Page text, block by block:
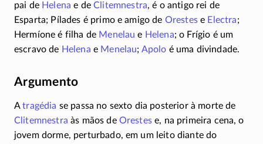
pai de Helena e deClitemnestra, é o antigo rei de
Esparta; Pílades é primo e amigo de Orestese Electra;
Hermíone é filha de Menelau e Helena; o Frígio é um
escravo de Helena e Menelau; Apolo é uma divindade.
Argumento
Atragédia se passa no sexto dia posterior à morte de
Clitemnestra às mãos de Orestese, na primeira cena, o
jovem dorme, perturbado, em um leito diante do